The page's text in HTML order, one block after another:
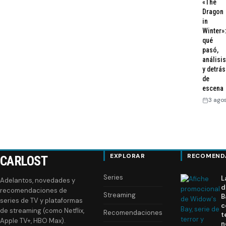
«The
Dragon
in
Winter»:
qué
pasó,
análisis
y detrás
de
escena
3
CARLOST
Adelantos, novedades y
recomendaciones de
series de TV y plataformas
de streaming (como Netflix,
Apple TV+, HBO Max).
EXPLORAR
Series
Streaming
Recomendaciones